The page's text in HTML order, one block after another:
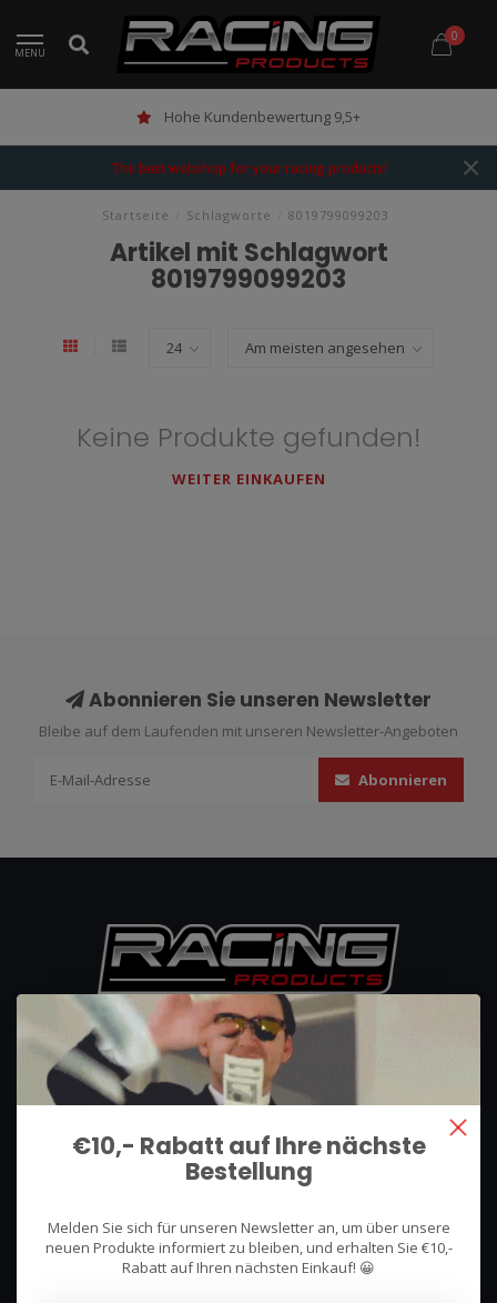
MENU
0
Hohe Kundenbewertung 9,5+
The best webshop for your racing products!
Startseite Schlagworte 8019799099203
Artikel mit Schlagwort
8019799099203
Keine Produkte gefunden!
WEITER EINKAUFEN
Abonnieren Sie unseren Newsletter
Bleibe auf dem Laufenden mit unseren Newsletter-Angeboten
Abonnieren
We use what we sell, that's the difference!
Hullerpad 13Q
Lunteren, Nederland
085 744 4602
shop@racing-products.com
€10,- Rabatt auf Ihre nächste
Bestellung
Melden Sie sich für unseren Newsletter an, um über unsere
neuen Produkte informiert zu bleiben, und erhalten Sie €10,-
Rabatt auf Ihren nächsten Einkauf! 😀